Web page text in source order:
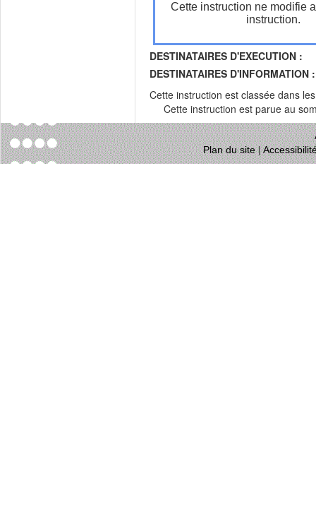
Cette instruction ne modifie
instruction.
DESTINATAIRES D'EXECUTION :
DESTINATAIRES D'INFORMATION :
Cette instruction est classée dans
Cette instruction est parue au
Plan du site|